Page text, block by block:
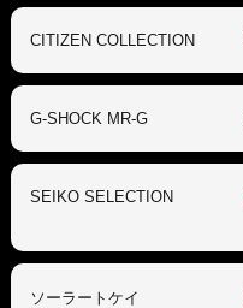
CITIZEN COLLECTION
G-SHOCK MR-G
SEIKO SELECTION
ソーラートケイ